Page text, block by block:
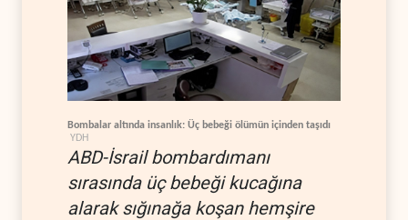
Bombalar altında insanlık: Üç bebeği ölümün içinden taşıdı
YDH
ABD-İsrail bombardımanı
sırasında üç bebeği kucağına
alarak sığınağa koşan hemşire